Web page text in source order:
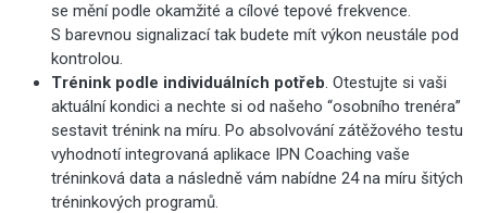
se mění podle okamžité a cílové tepové frekvence.
S barevnou signalizací tak budete mít výkon neustále pod
kontrolou.
Trénink podle individuálních potřeb. Otestujte si vaši
aktuální kondici a nechte si od našeho “osobního trenéra”
sestavit trénink na míru. Po absolvování zátěžového testu
vyhodnotí integrovaná aplikace IPN Coaching vaše
tréninková data a následně vám nabídne 24 na míru šitých
tréninkových programů.